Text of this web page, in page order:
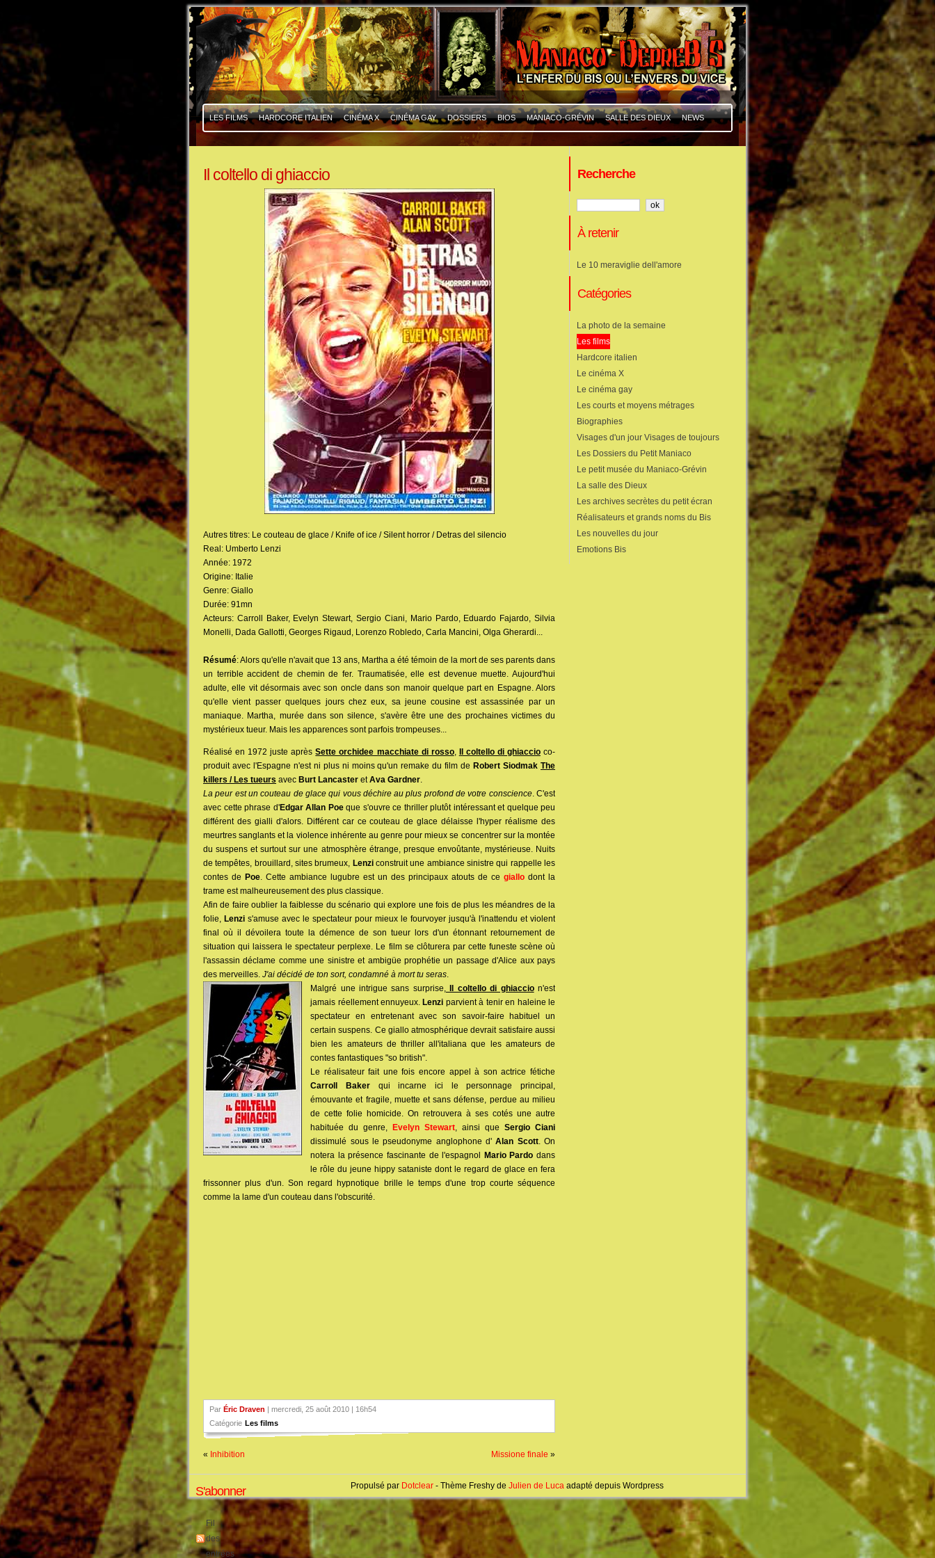
LES FILMS HARDCORE ITALIEN CINÉMA X CINÉMA GAY DOSSIERS BIOS MANIACO-GRÉVIN SALLE DES DIEUX NEWS
Il coltello di ghiaccio
Autres titres: Le couteau de glace / Knife of ice / Silent horror / Detras del silencio
Real: Umberto Lenzi
Année: 1972
Origine: Italie
Genre: Giallo
Durée: 91mn
Acteurs: Carroll Baker, Evelyn Stewart, Sergio Ciani, Mario Pardo, Eduardo Fajardo, Silvia
Monelli, Dada Gallotti, Georges Rigaud, Lorenzo Robledo, Carla Mancini, Olga Gherardi...
Résumé: Alors qu'elle n'avait que 13 ans, Martha a été témoin de la mort de ses parents dans
un terrible accident de chemin de fer. Traumatisée, elle est devenue muette. Aujourd'hui
adulte, elle vit désormais avec son oncle dans son manoir quelque part en Espagne. Alors
qu'elle vient passer quelques jours chez eux, sa jeune cousine est assassinée par un
maniaque. Martha, murée dans son silence, s'avère être une des prochaines victimes du
mystérieux tueur. Mais les apparences sont parfois trompeuses...
Réalisé en 1972 juste aprèsSette orchidee macchiate di rosso, Il coltello di ghiaccioco-
produit avec l'Espagne n'est ni plus ni moins qu'un remake du film de Robert Siodmak The
killers / Les tueurs avec Burt Lancaster etAva Gardner.
La peur est un couteau de glace qui vous déchire au plus profond de votre conscience. C'est
avec cette phrase d'Edgar Allan Poeque s'ouvre ce thriller plutôt intéressant et quelque peu
différent des gialli d'alors. Différent car ce couteau de glace délaisse l'hyper réalisme des
meurtres sanglants et la violence inhérente au genre pour mieux se concentrer sur la montée
du suspens et surtout sur une atmosphère étrange, presque envoûtante, mystérieuse. Nuits
de tempêtes, brouillard, sites brumeux, Lenziconstruit une ambiance sinistre qui rappelle les
contes de Poe. Cette ambiance lugubre est un des principaux atouts de ce giallo dont la
trame est malheureusement des plus classique.
Afin de faire oublier la faiblesse du scénario qui explore une fois de plus les méandres de la
folie, Lenzi s'amuse avec le spectateur pour mieux le fourvoyer jusqu'à l'inattendu et violent
final où il dévoilera toute la démence de son tueur lors d'un étonnant retournement de
situation qui laissera le spectateur perplexe. Le film se clôturera par cette funeste scène où
l'assassin déclame comme une sinistre et ambigüe prophétie un passage d'Alice aux pays
des merveilles. J'ai décidé de ton sort, condamné à mort tu seras.
Malgré une intrigue sans surprise,Il coltello di ghiaccion'est
jamais réellement ennuyeux. Lenzi parvient à tenir en haleine le
spectateur en entretenant avec son savoir-faire habituel un
certain suspens. Ce giallo atmosphérique devrait satisfaire aussi
bien les amateurs de thriller all'italiana que les amateurs de
contes fantastiques "so british".
Le réalisateur fait une fois encore appel à son actrice fétiche
Carroll Bakerqui incarne ici le personnage principal,
émouvante et fragile, muette et sans défense, perdue au milieu
de cette folie homicide. On retrouvera à ses cotés une autre
habituée du genre,
Evelyn Stewart, ainsi queSergio Ciani
dissimulé sous le pseudonyme anglophone d'Alan Scott. On
notera la présence fascinante de l'espagnol
Mario Pardo dans
le rôle du jeune hippy sataniste dont le regard de glace en fera
frissonner plus d'un. Son regard hypnotique brille le temps d'une trop courte séquence
comme la lame d'un couteau dans l'obscurité.
Par Éric Draven | mercredi, 25 août 2010 | 16h54
Catégorie Les films
« Inhibition Missione finale »
Recherche
À retenir
Le 10 meraviglie dell'amore
Catégories
La photo de la semaine
Les films
Hardcore italien
Le cinéma X
Le cinéma gay
Les courts et moyens métrages
Biographies
Visages d'un jour Visages de toujours
Les Dossiers du Petit Maniaco
Le petit musée du Maniaco-Grévin
La salle des Dieux
Les archives secrètes du petit écran
Réalisateurs et grands noms du Bis
Les nouvelles du jour
Emotions Bis
S'abonner
Fil
des
entrées
Propulsé par Dotclear - Thème Freshy de Julien de Luca adapté depuis Wordpress